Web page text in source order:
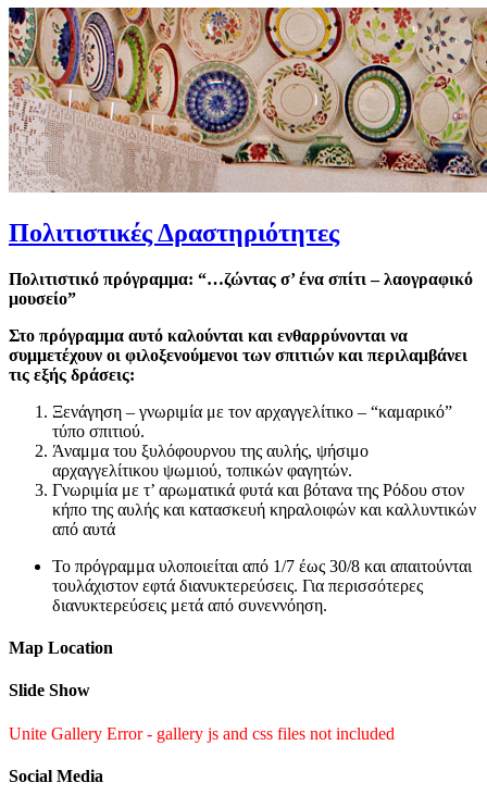
Πολιτιστικές Δραστηριότητες
Πολιτιστικό πρόγραμμα: “…ζώντας σ’ ένα σπίτι – λαογραφικό
μουσείο”
Στο πρόγραμμα αυτό καλούνται και ενθαρρύνονται να
συμμετέχουν οι φιλοξενούμενοι των σπιτιών και περιλαμβάνει
τις εξής δράσεις:
Ξενάγηση – γνωριμία με τον αρχαγγελίτικο – “καμαρικό”
τύπο σπιτιού.
Άναμμα του ξυλόφουρνου της αυλής, ψήσιμο
αρχαγγελίτικου ψωμιού, τοπικών φαγητών.
Γνωριμία με τ’ αρωματικά φυτά και βότανα της Ρόδου στον
κήπο της αυλής και κατασκευή κηραλοιφών και καλλυντικών
από αυτά
Το πρόγραμμα υλοποιείται από 1/7 έως 30/8 και απαιτούνται
τουλάχιστον εφτά διανυκτερεύσεις. Για περισσότερες
διανυκτερεύσεις μετά από συνεννόηση.
Map Location
Slide Show
Unite Gallery Error - gallery js and css files not included
Social Media